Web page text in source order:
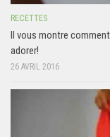
RECETTES
Il vous montre
adorer!
26 AVRIL 2016